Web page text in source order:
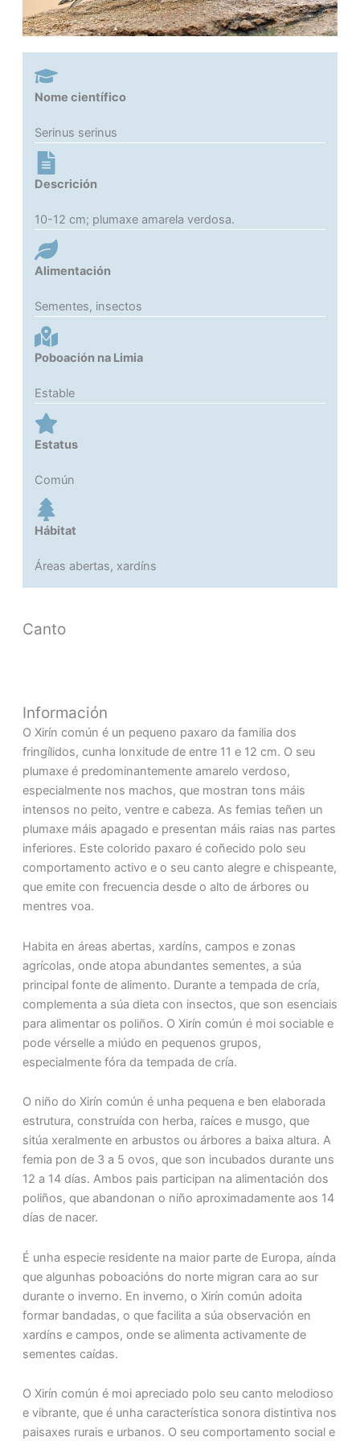
Nome científico
Serinus serinus
Descrición
10-12 cm; plumaxe amarela verdosa.
Alimentación
Sementes, insectos
Poboación na Limia
Estable
Estatus
Común
Hábitat
Áreas abertas, xardíns
Canto
Información
O Xirín común é un pequeno paxaro da familia dos
fringílidos, cunha lonxitude de entre 11 e 12 cm. O seu
plumaxe é predominantemente amarelo verdoso,
especialmente nos machos, que mostran tons máis
intensos no peito, ventre e cabeza. As femias teñen un
plumaxe máis apagado e presentan máis raias nas partes
inferiores. Este colorido paxaro é coñecido polo seu
comportamento activo e o seu canto alegre e chispeante,
que emite con frecuencia desde o alto de árbores ou
mentres voa.
Habita en áreas abertas, xardíns, campos e zonas
agrícolas, onde atopa abundantes sementes, a súa
principal fonte de alimento. Durante a tempada de cría,
complementa a súa dieta con insectos, que son esenciais
para alimentar os poliños. O Xirín común é moi sociable e
pode vérselle a miúdo en pequenos grupos,
especialmente fóra da tempada de cría.
O niño do Xirín común é unha pequena e ben elaborada
estrutura, construída con herba, raíces e musgo, que
sitúa xeralmente en arbustos ou árbores a baixa altura. A
femia pon de 3 a 5 ovos, que son incubados durante uns
12 a 14 días. Ambos pais participan na alimentación dos
poliños, que abandonan o niño aproximadamente aos 14
días de nacer.
É unha especie residente na maior parte de Europa, aínda
que algunhas poboacións do norte migran cara ao sur
durante o inverno. En inverno, o Xirín común adoita
formar bandadas, o que facilita a súa observación en
xardíns e campos, onde se alimenta activamente de
sementes caídas.
O Xirín común é moi apreciado polo seu canto melodioso
e vibrante, que é unha característica sonora distintiva nos
paisaxes rurais e urbanos. O seu comportamento social e